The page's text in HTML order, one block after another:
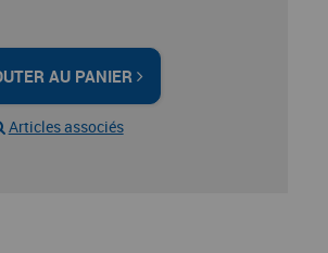
AU PANIER
Articles associés